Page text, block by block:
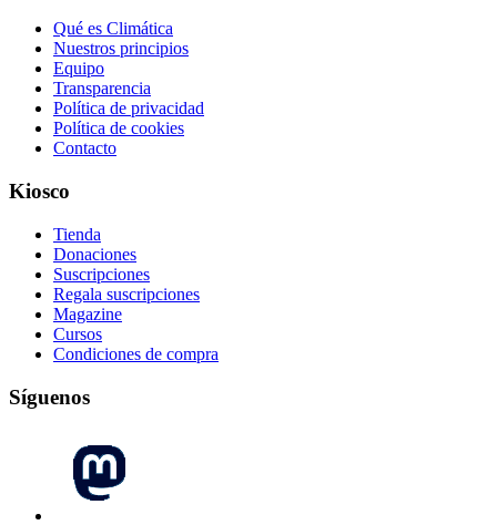
Qué es Climática
Nuestros principios
Equipo
Transparencia
Política de privacidad
Política de cookies
Contacto
Kiosco
Tienda
Donaciones
Suscripciones
Regala suscripciones
Magazine
Cursos
Condiciones de compra
Síguenos